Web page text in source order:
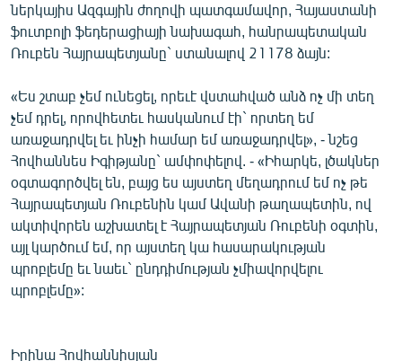
English
Русский
ՀԵՏԵՎԵՔ ՄԵԶ
«Ազատության» բոլոր կայքերը
ներկայիս Ազգային ժողովի պատգամավոր, Հայաստանի
ֆուտբոլի ֆեդերացիայի նախագահ, հանրապետական
Ռուբեն Հայրապետյանը` ստանալով 21178 ձայն:
«Ես շտաբ չեմ ունեցել, որեւէ վստահված անձ ոչ մի տեղ
չեմ դրել, որովհետեւ հասկանում էի` որտեղ եմ
առաջադրվել եւ ինչի համար եմ առաջադրվել», - նշեց
Հովհաննես Իգիթյանը` ամփոփելով. - «Իհարկե, լծակներ
օգտագործվել են, բայց ես այստեղ մեղադրում եմ ոչ թե
Հայրապետյան Ռուբենին կամ Ավանի թաղապետին, ով
ակտիվորեն աշխատել է Հայրապետյան Ռուբենի օգտին,
այլ կարծում եմ, որ այստեղ կա հասարակության
պրոբլեմը եւ նաեւ` ընդդիմության չմիավորվելու
պրոբլեմը»:
Իրինա Հովհաննիսյան